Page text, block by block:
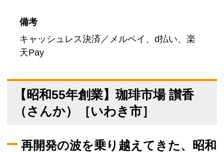
備考
キャッシュレス決済／メルペイ、d払い、楽
天Pay
【昭和55年創業】珈琲市場 讃香
（さんか）［いわき市］
再開発の波を乗り越えてきた、昭和